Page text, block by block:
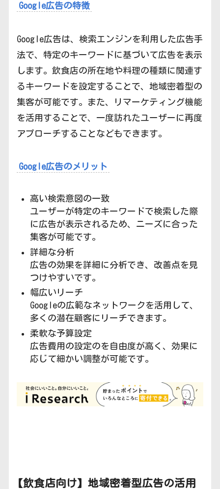
Google広告の特徴
Google広告は、検索エンジンを利用した広告手
法で、特定のキーワードに基づいて広告を表示
します。飲食店の所在地や料理の種類に関連す
るキーワードを設定することで、地域密着型の
集客が可能です。また、リマーケティング機能
を活用することで、一度訪れたユーザーに再度
アプローチすることなどもできます。
Google広告のメリット
高い検索意図の一致
ユーザーが特定のキーワードで検索した際
に広告が表示されるため、ニーズに合った
集客が可能です。
詳細な分析
広告の効果を詳細に分析でき、改善点を見
つけやすいです。
幅広いリーチ
Googleの広範なネットワークを活用して、
多くの潜在顧客にリーチできます。
柔軟な予算設定
広告費用の設定のを自由度が高く、効果に
応じて細かい調整が可能です。
【飲食店向け】 地域密着型広告の活用